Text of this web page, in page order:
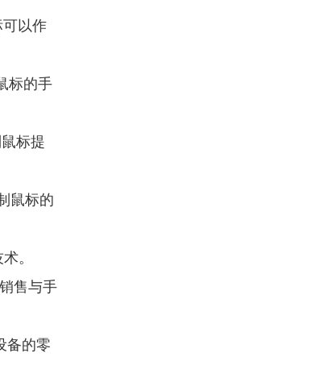
可以作
标的手
标提
鼠标的
。
售与手
备的零